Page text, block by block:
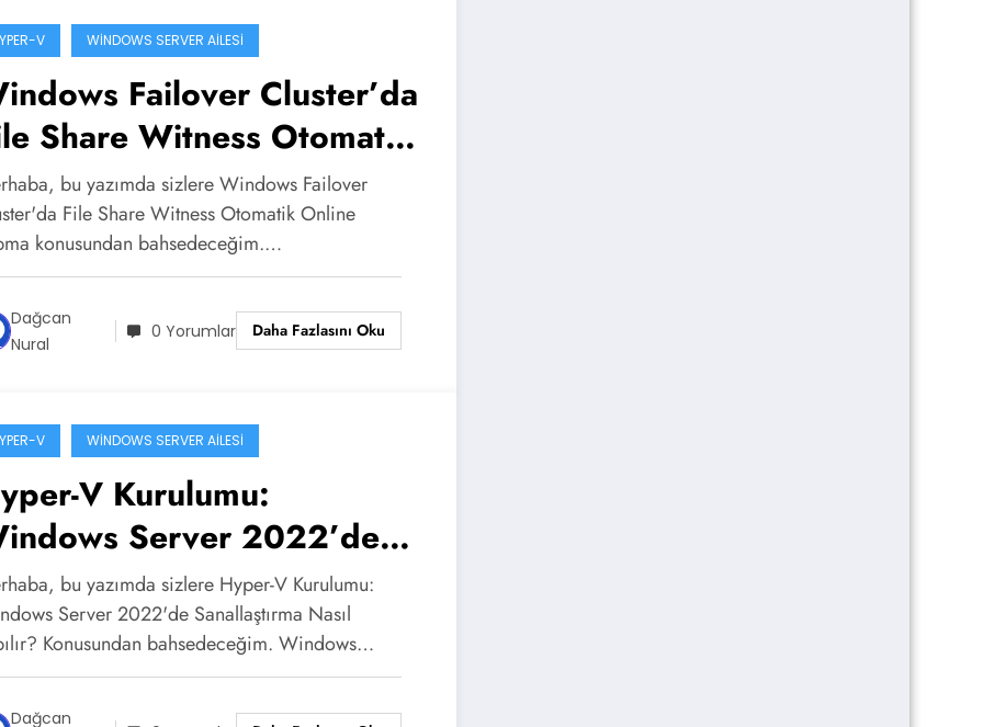
V WINDOWS SERVER AILESI
Failover Cluster’da
Share Witness Otomatik
Yapma
bu yazımda sizlere Windows Failover
File Share Witness Otomatik Online
konusundan bahsedeceğim.…
Dağcan
Nural
0 Yorumlar Daha Fazlasını Oku
V WINDOWS SERVER AILESI
V Kurulumu:
Server 2022’de
Nasıl Yapılır?
bu yazımda sizlere Hyper-V Kurulumu:
Server 2022'de Sanallaştırma Nasıl
Konusundan bahsedeceğim. Windows…
Dağcan